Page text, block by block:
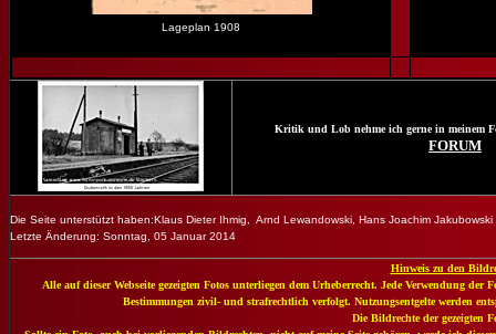
Lageplan 1908
Kritik und Lob nehme ich gerne in meinem
FORUM
Die Seite unterstützt haben:Klaus Dieter Ihmig, Arnd Lewandowski, Hans Joachim Jakubowski
Letzte Änderung: Sonntag, 05 Januar 2014
Hinweis zu den
Alle auf dieser Webseite gezeigten Fotos unterliegen dem Urheberrecht. Jede Verwendung
Bestimmungen zivil- und strafrechtlich verfolgt. Nutzungsentgelte werden
Die Bildrechte der gezeigten